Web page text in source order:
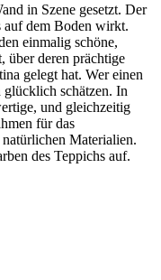
in Szene gesetzt. Der
auf dem Boden wirkt.
einmalig schöne,
über deren prächtige
gelegt hat. Wer einen
glücklich schätzen. In
und gleichzeitig
für das
Materialien.
des Teppichs auf.